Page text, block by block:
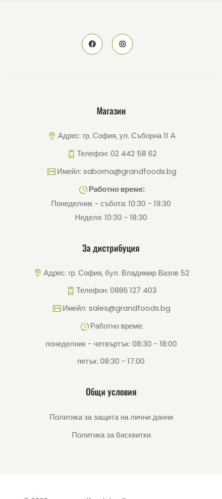
Магазин
Адрес: гр. София, ул. Съборна 11 А
Телефон: 02 442 58 62
Имейл: saborna@grandfoods.bg
Работно време:
Понеделник - събота: 10:30 - 19:30
Неделя: 10:30 - 18:30
За дистрибуция
Адрес: гр. София, бул. Владимир Вазов 52
Телефон: 0886 127 403
Имейл: sales@grandfoods.bg
Работно време:
понеделник - четвъртък: 08:30 - 18:00
петък: 08:30 - 17:00
Общи условия
Политика за защита на лични данни
Политика за бисквитки